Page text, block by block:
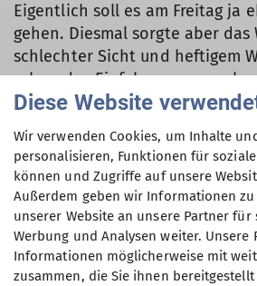
Eigentlich soll es am Freitag ja
gehen. Diesmal sorgte aber
schlechter Sicht und heftigem
schon das Einfahren
war und lieb gewesen wäre.
Gruppen unter Anleitung der
Fahrstil und möglichen
Der Samstag war ein
allerdings der Fön-Sturm noch
der Lifte außer Betrieb setzte.
wieder äußerst bescheiden.
Diese Website
Wir verwenden Cookies, um Inhalte
personalisieren, Funktionen für
können und Zugriffe auf unsere
Außerdem geben wir Informationen
unserer Website an unsere Partner für
Werbung und Analysen weiter. Unsere
Informationen möglicherweise mit
zusammen, die Sie ihnen